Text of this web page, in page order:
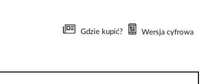
Gdzie kupić? Wersja cyfrowa